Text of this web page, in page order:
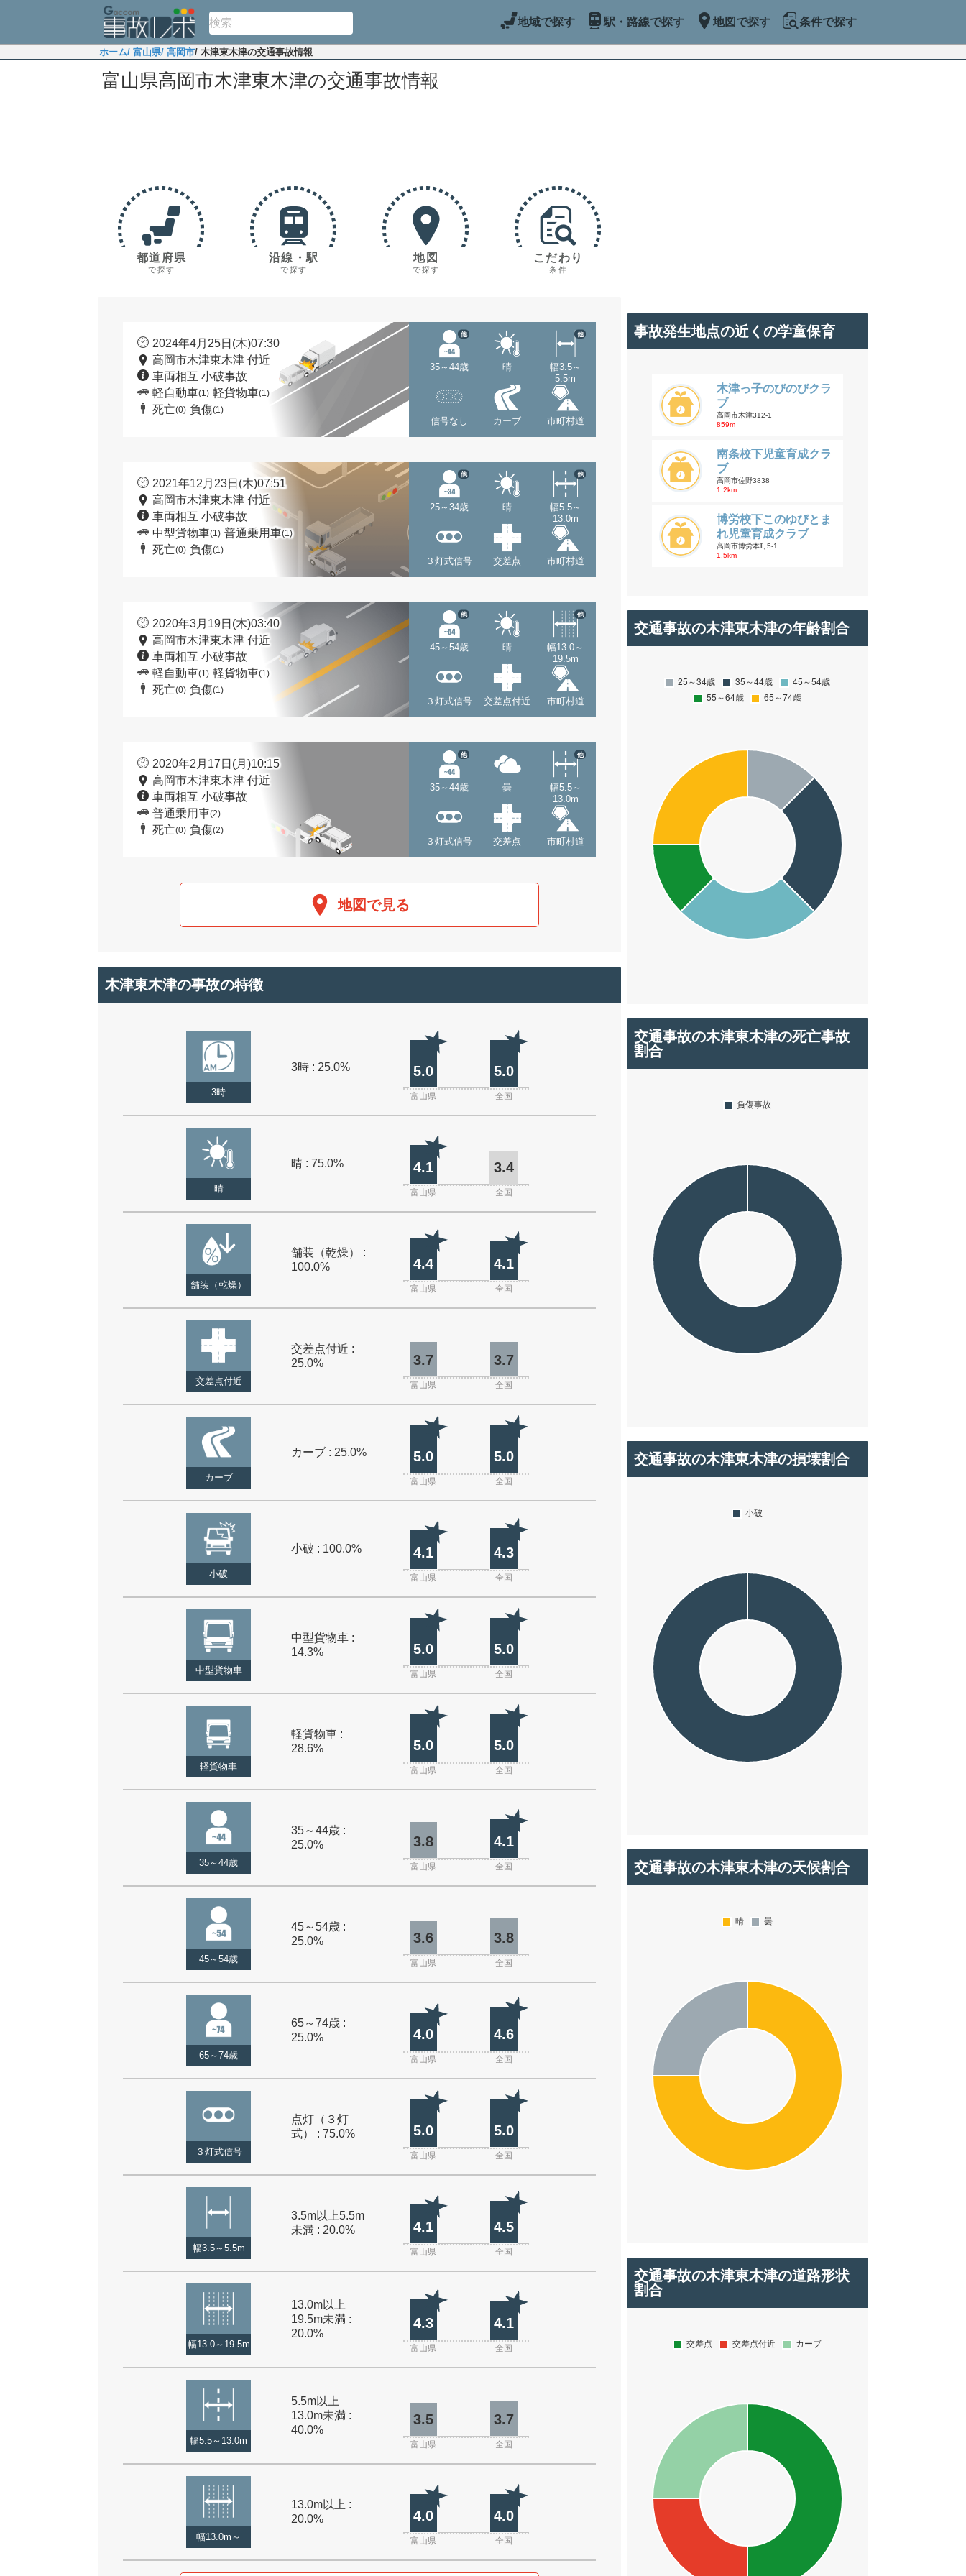
地域で探す 駅・路線で探す 地図で探す 条件で探す
ホーム/ 富山県/ 高岡市/ 木津東木津の交通事故情報
富山県高岡市木津東木津の交通事故情報
都道府県
で探す
沿線・駅
で探す
地図
で探す
こだわり
条件
2024年4月25日(木)07:30
高岡市木津東木津 付近
車両相互 小破事故
軽自動車(1) 軽貨物車(1)
死亡(0) 負傷(1)
35～44歳
他
晴
幅3.5～
5.5m
他
信号なし カーブ 市町村道
2021年12月23日(木)07:51
高岡市木津東木津 付近
車両相互 小破事故
中型貨物車(1) 普通乗用車(1)
死亡(0) 負傷(1)
25～34歳
他
晴
幅5.5～
13.0m
他
３灯式信号 交差点 市町村道
2020年3月19日(木)03:40
高岡市木津東木津 付近
車両相互 小破事故
軽自動車(1) 軽貨物車(1)
死亡(0) 負傷(1)
45～54歳
他
晴
幅13.0～
19.5m
他
３灯式信号 交差点付近 市町村道
2020年2月17日(月)10:15
高岡市木津東木津 付近
車両相互 小破事故
普通乗用車(2)
死亡(0) 負傷(2)
35～44歳
他
曇
幅5.5～
13.0m
他
３灯式信号 交差点 市町村道
地図で見る
木津東木津の事故の特徴
3時
3時 : 25.0% 5.0 5.0
富山県 全国
晴
晴 : 75.0% 4.1 3.4
富山県 全国
舗装（乾燥）
舗装（乾燥） :
100.0%
4.4 4.1
富山県 全国
交差点付近
交差点付近 :
25.0%
3.7 3.7
富山県 全国
カーブ
カーブ : 25.0% 5.0 5.0
富山県 全国
小破
小破 : 100.0% 4.1 4.3
富山県 全国
中型貨物車
中型貨物車 :
14.3%
5.0 5.0
富山県 全国
軽貨物車
軽貨物車 :
28.6%
5.0 5.0
富山県 全国
35～44歳
35～44歳 :
25.0%
3.8 4.1
富山県 全国
45～54歳
45～54歳 :
25.0%
3.6 3.8
富山県 全国
65～74歳
65～74歳 :
25.0%
4.0 4.6
富山県 全国
３灯式信号
点灯（３灯
式） : 75.0%
5.0 5.0
富山県 全国
幅3.5～5.5m
3.5m以上5.5m
未満 : 20.0%
4.1 4.5
富山県 全国
幅13.0～19.5m
13.0m以上
19.5m未満 :
20.0%
4.3 4.1
富山県 全国
幅5.5～13.0m
5.5m以上
13.0m未満 :
40.0%
3.5 3.7
富山県 全国
幅13.0m～
13.0m以上 :
20.0%
4.0 4.0
富山県 全国
事故発生地点の近くの学童保育
木津っ子のびのびクラ
ブ
高岡市木津312-1
859m
南条校下児童育成クラ
ブ
高岡市佐野3838
1.2km
博労校下このゆびとま
れ児童育成クラブ
高岡市博労本町5-1
1.5km
交通事故の木津東木津の年齢割合
交通事故の木津東木津の死亡事故
割合
交通事故の木津東木津の損壊割合
交通事故の木津東木津の天候割合
交通事故の木津東木津の道路形状
割合